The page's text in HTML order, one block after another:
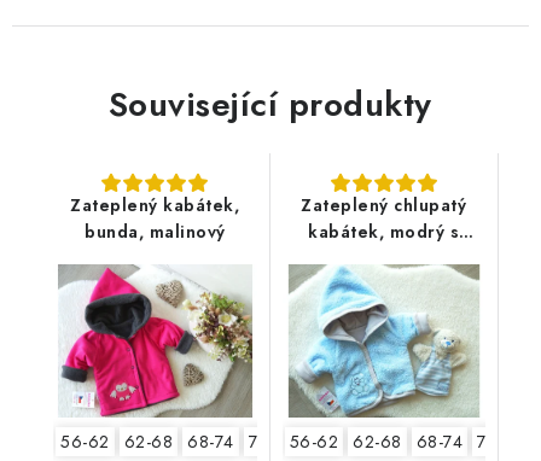
Související produkty
Zateplený kabátek,
bunda, malinový
56-62 62-68 68-74 74-80 80-86 92-98
Zateplený chlupatý
kabátek, modrý s
šedou
56-62 62-68 68-74 74-80